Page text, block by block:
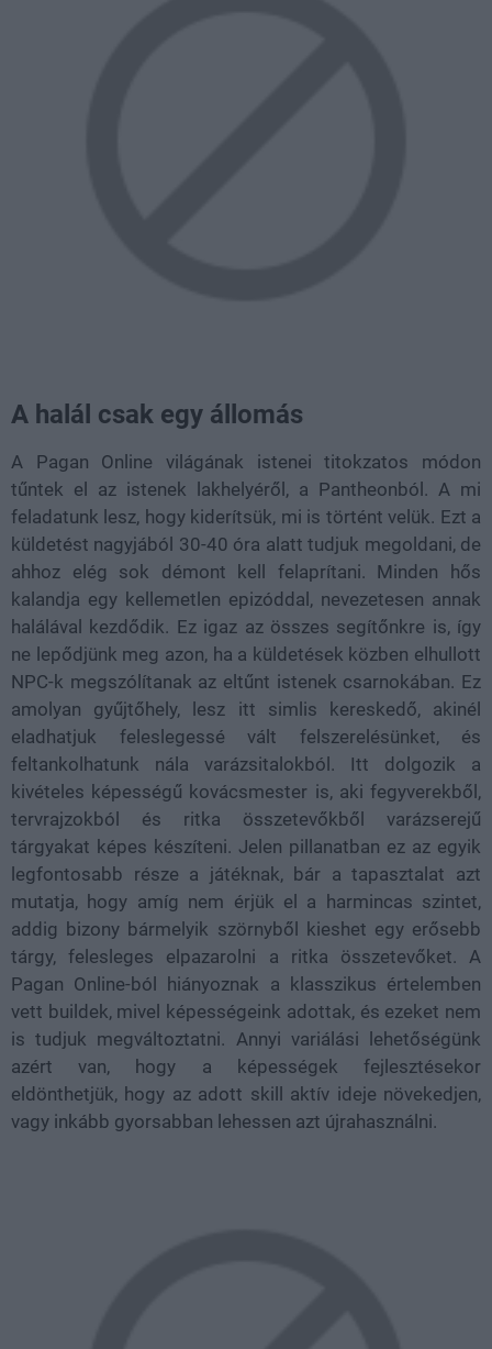
A halál csak egy állomás
A Pagan Online világának istenei titokzatos módon
tűntek el az istenek lakhelyéről, a Pantheonból. A mi
feladatunk lesz, hogy kiderítsük, mi is történt velük. Ezt a
küldetést nagyjából 30-40 óra alatt tudjuk megoldani, de
ahhoz elég sok démont kell felaprítani. Minden hős
kalandja egy kellemetlen epizóddal, nevezetesen annak
halálával kezdődik. Ez igaz az összes segítőnkre is, így
ne lepődjünk meg azon, ha a küldetések közben elhullott
NPC-k megszólítanak az eltűnt istenek csarnokában. Ez
amolyan gyűjtőhely, lesz itt simlis kereskedő, akinél
eladhatjuk feleslegessé vált felszerelésünket, és
feltankolhatunk nála varázsitalokból. Itt dolgozik a
kivételes képességű kovácsmester is, aki fegyverekből,
tervrajzokból és ritka összetevőkből varázserejű
tárgyakat képes készíteni. Jelen pillanatban ez az egyik
legfontosabb része a játéknak, bár a tapasztalat azt
mutatja, hogy amíg nem érjük el a harmincas szintet,
addig bizony bármelyik szörnyből kieshet egy erősebb
tárgy, felesleges elpazarolni a ritka összetevőket. A
Pagan Online-ból hiányoznak a klasszikus értelemben
vett buildek, mivel képességeink adottak, és ezeket nem
is tudjuk megváltoztatni. Annyi variálási lehetőségünk
azért van, hogy a képességek fejlesztésekor
eldönthetjük, hogy az adott skill aktív ideje növekedjen,
vagy inkább gyorsabban lehessen azt újrahasználni.